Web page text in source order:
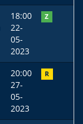
18:00
22-
05-
2023
Z
20:00
27-
05-
2023
R